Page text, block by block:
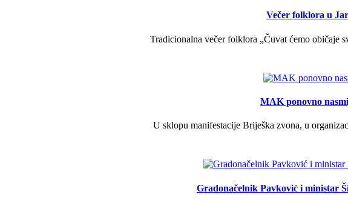
Večer folklora u
Tradicionalna večer folklora „Čuvat ćemo običaje
MAK ponovno
U sklopu manifestacije Briješka zvona, u
Gradonačelnik Pavković i ministar